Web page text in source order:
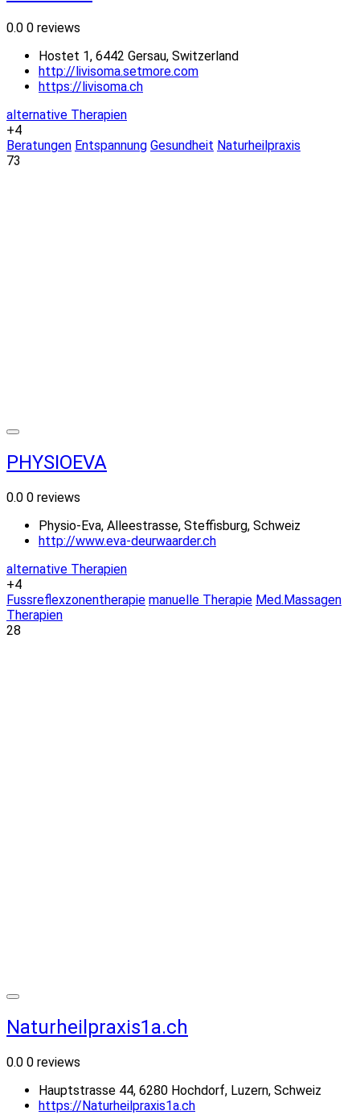
0.0 0 reviews
Hostet 1, 6442 Gersau, Switzerland
http://livisoma.setmore.com
https://livisoma.ch
alternative Therapien
+4
Beratungen Entspannung Gesundheit Naturheilpraxis
73
PHYSIOEVA
0.0 0 reviews
Physio-Eva, Alleestrasse, Steffisburg, Schweiz
http://www.eva-deurwaarder.ch
alternative Therapien
+4
Fussreflexzonentherapie manuelle Therapie Med.Massagen
Therapien
28
Naturheilpraxis1a.ch
0.0 0 reviews
Hauptstrasse 44, 6280 Hochdorf, Luzern, Schweiz
https://Naturheilpraxis1a.ch